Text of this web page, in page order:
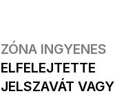
ZÓNA INGYENES
ELFELEJTETTE
JELSZAVÁT VAGY